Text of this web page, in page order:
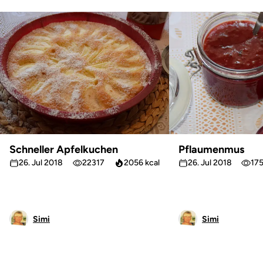
Schneller Apfelkuchen
26. Jul 2018 22317 2056 kcal
Simi
Pflaumenmus
26. Jul 2018
Simi